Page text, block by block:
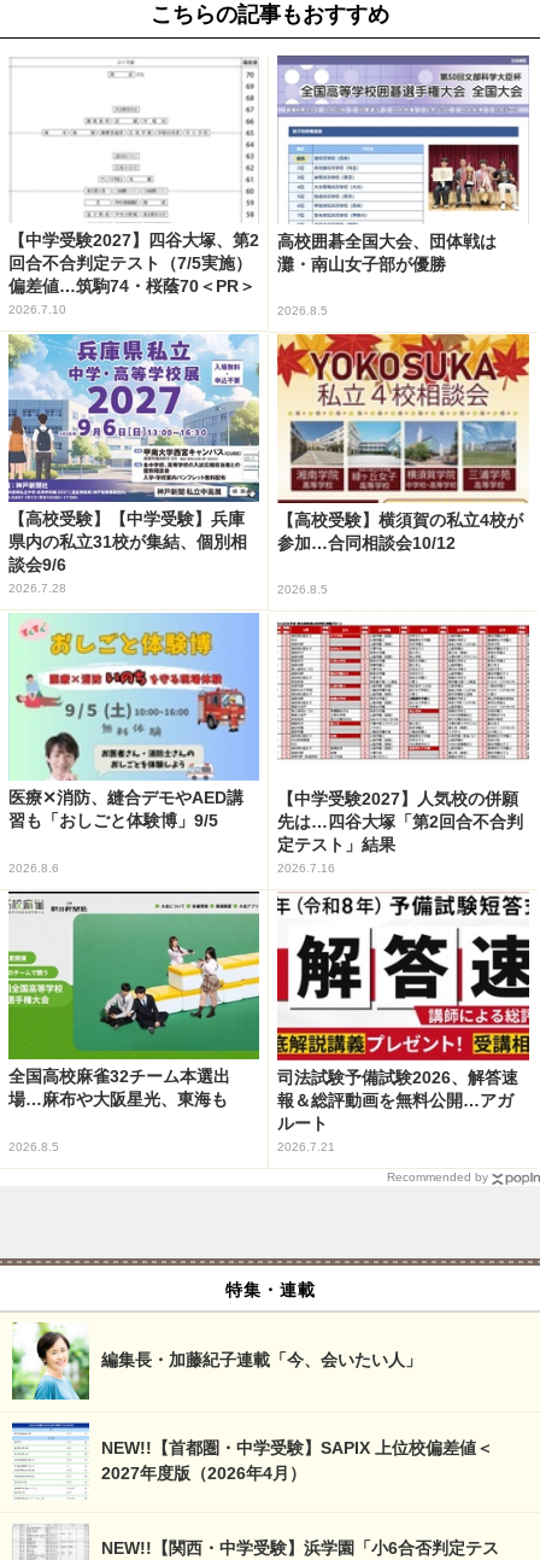
こちらの記事もおすすめ
【中学受験2027】四谷大塚、第2
回合不合判定テスト（7/5実施）
偏差値…筑駒74・桜蔭70＜PR＞
2026.7.10
高校囲碁全国大会、団体戦は
灘・南山女子部が優勝
2026.8.5
【高校受験】【中学受験】兵庫
県内の私立31校が集結、個別相
談会9/6
2026.7.28
【高校受験】横須賀の私立4校が
参加…合同相談会10/12
2026.8.5
医療✕消防、縫合デモやAED講
習も「おしごと体験博」9/5
2026.8.6
【中学受験2027】人気校の併願
先は…四谷大塚「第2回合不合判
定テスト」結果
2026.7.16
全国高校麻雀32チーム本選出
場…麻布や大阪星光、東海も
2026.8.5
司法試験予備試験2026、解答速
報＆総評動画を無料公開…アガ
ルート
2026.7.21
Recommended by
特集・連載
編集長・加藤紀子連載「今、会いたい人」
NEW!!【首都圏・中学受験】SAPIX 上位校偏差値＜
2027年度版（2026年4月）
NEW!!【関西・中学受験】浜学園「小6合否判定テス